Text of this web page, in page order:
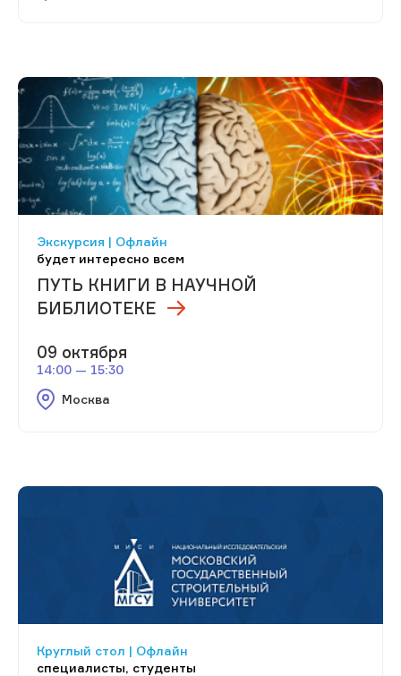
Экскурсия | Офлайн
будет интересно всем
ПУТЬ КНИГИ В НАУЧНОЙ
БИБЛИОТЕКЕ
09 октября
14:00 — 15:30
Москва
Круглый стол | Офлайн
специалисты, студенты